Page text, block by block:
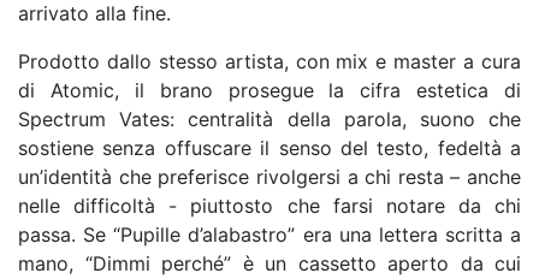
arrivato alla fine.
Prodotto dallo stesso artista, con mix e master a cura
di Atomic, il brano prosegue la cifra estetica di
Spectrum Vates: centralità della parola, suono che
sostiene senza offuscare il senso del testo, fedeltà a
un’identità che preferisce rivolgersi a chi resta – anche
nelle difficoltà - piuttosto che farsi notare da chi
passa. Se “Pupille d’alabastro” era una lettera scritta a
mano, “Dimmi perché” è un cassetto aperto da cui